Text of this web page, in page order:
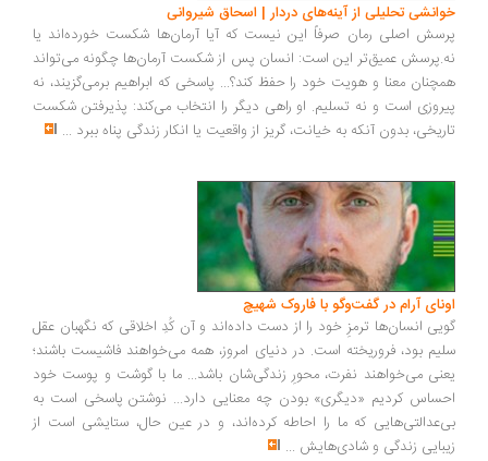
تحلیلی از آینه‌های دردار | اسحاق شیروانی
اصلی رمان صرفاً این نیست که آیا آرمان‌ها شکست خورده‌اند یا
عمیق‌تر این است: انسان پس از شکست آرمان‌ها چگونه می‌تواند
معنا و هویت خود را حفظ کند؟... پاسخی که ابراهیم برمی‌گزیند، نه
است و نه تسلیم. او راهی دیگر را انتخاب می‌کند: پذیرفتن شکست
بدون آنکه به خیانت، گریز از واقعیت یا انکار زندگی پناه ببرد...
آرام در گفت‌وگو با فاروک شهیچ‭
انسان‌ها ترمزِ خود را از دست داده‌اند و آن کُدِ اخلاقی که نگهبان عقل
بود، فروریخته است. در دنیای امروز، همه می‌خواهند فاشیست باشند؛
می‌خواهند نفرت، محورِ زندگی‌شان باشد... ما با گوشت و پوست خود
کردیم «دیگری» بودن چه معنایی دارد... نوشتن پاسخی است به
که ما را احاطه کرده‌اند، و در عین حال، ستایشی است از
زندگی و شادی‌هایش...